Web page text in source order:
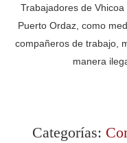
Trabajadores de
Puerto Ordaz, como
compañeros de trabajo,
manera
Categorías: